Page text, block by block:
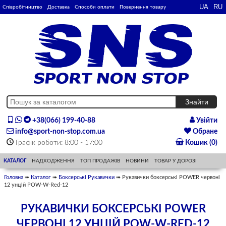
Співробітництво Доставка Способи оплати Повернення товару
+38(066) 199-40-88
info@sport-non-stop.com.ua
Графік роботи: 8:00 - 17:00
Увійти
Обране
Кошик (0)
КАТАЛОГ НАДХОДЖЕННЯ ТОП ПРОДАЖІВ НОВИНИ ТОВАР У ДОРОЗІ
Головна ➠ Каталог ➠ Боксерські Рукавички ➠ Рукавички боксерські POWER червоні
12 унцій POW-W-Red-12
РУКАВИЧКИ БОКСЕРСЬКІ POWER